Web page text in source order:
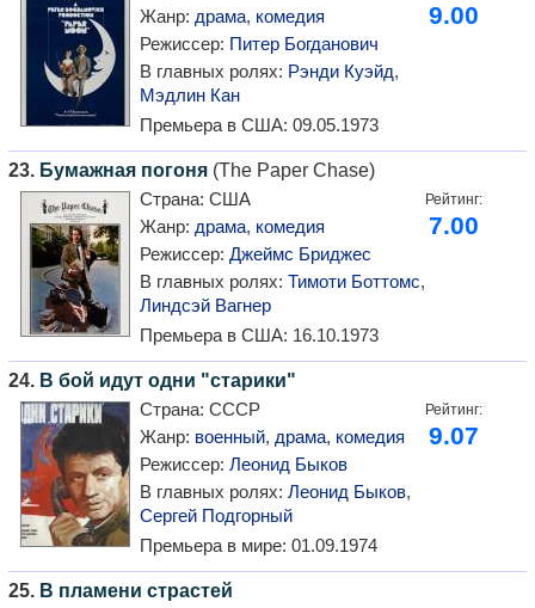
9.00
Жанр: драма, комедия
Режиссер: Питер Богданович
В главных ролях: Рэнди Куэйд,
Мэдлин Кан
Премьера в США: 09.05.1973
23. Бумажная погоня (The Paper Chase)
Рейтинг:
7.00
Страна: США
Жанр: драма, комедия
Режиссер: Джеймс Бриджес
В главных ролях: Тимоти Боттомс,
Линдсэй Вагнер
Премьера в США: 16.10.1973
24. В бой идут одни "старики"
Рейтинг:
9.07
Страна: СССР
Жанр: военный, драма, комедия
Режиссер: Леонид Быков
В главных ролях: Леонид Быков,
Сергей Подгорный
Премьера в мире: 01.09.1974
25. В пламени страстей